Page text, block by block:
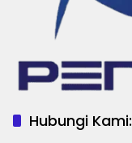
Hubungi Kami: